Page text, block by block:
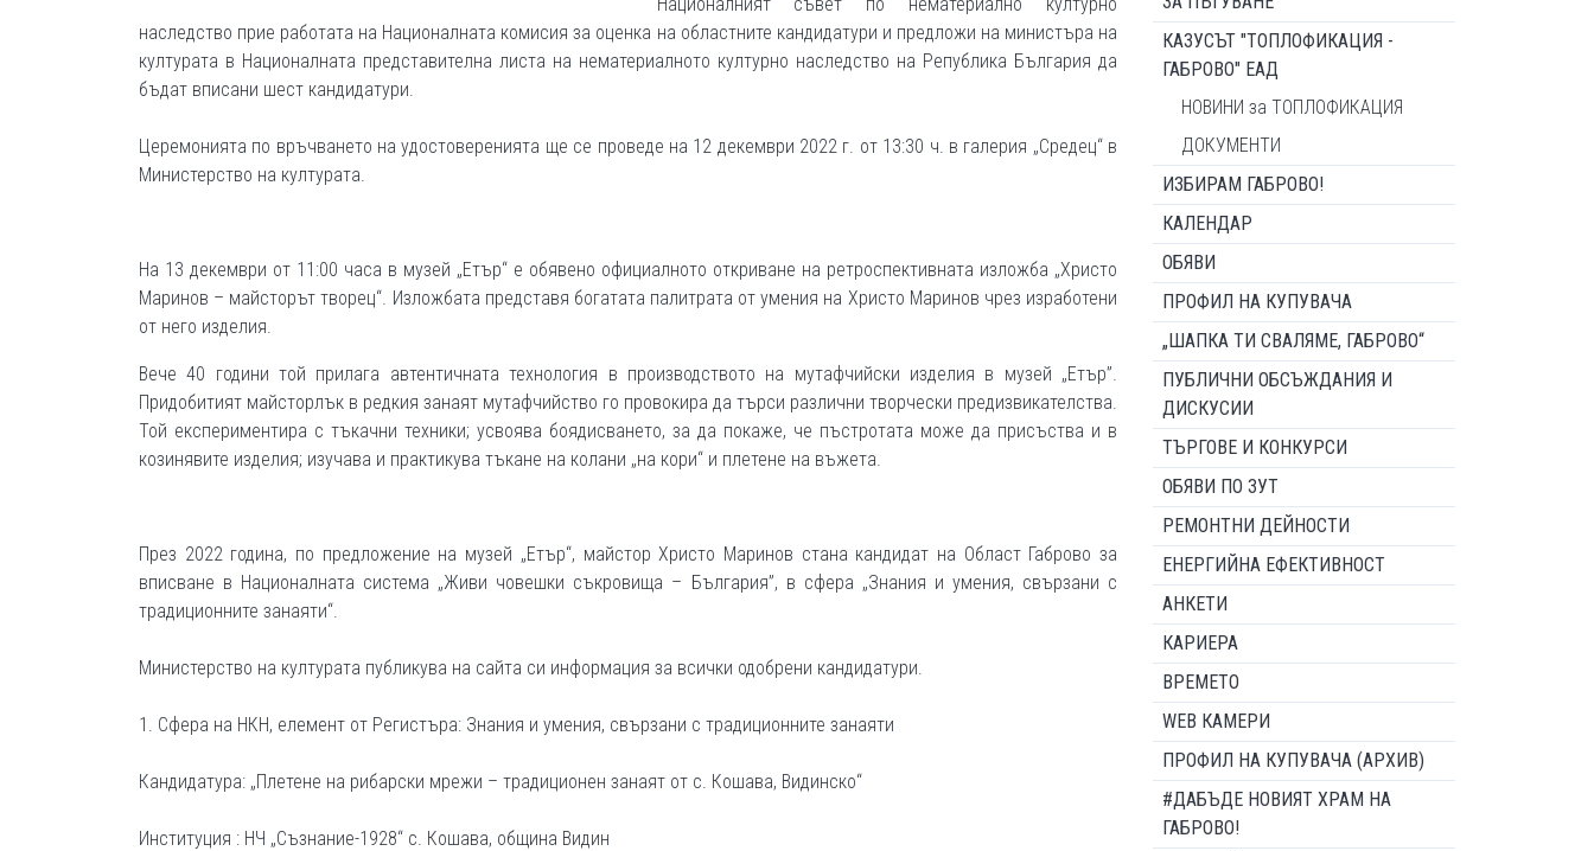
наследство прие работата на Националната комисия за оценка на областните кандидатури и предложи на министъра на
културата в Националната представителна листа на нематериалното културно наследство на Република България да
бъдат вписани шест кандидатури.
Церемонията по връчването на удостоверенията ще се проведе на 12 декември 2022 г. от 13:30 ч. в галерия „Средец“ в
Министерство на културата.
На 13 декември от 11:00 часа в музей „Етър“ е обявено официалното откриване на ретроспективната изложба „Христо
Маринов – майсторът творец“. Изложбата представя богатата палитрата от умения на Христо Маринов чрез изработени
от него изделия.
Вече 40 години той прилага автентичната технология в производството на мутафчийски изделия в музей „Етър”.
Придобитият майсторлък в редкия занаят мутафчийство го провокира да търси различни творчески предизвикателства.
Той експериментира с тъкачни техники; усвоява боядисването, за да покаже, че пъстротата може да присъства и в
козинявите изделия; изучава и практикува тъкане на колани „на кори“ и плетене на въжета.
През 2022 година, по предложение на музей „Етър“, майстор Христо Маринов стана кандидат на Област Габрово за
вписване в Националната система „Живи човешки съкровища – България”, в сфера „Знания и умения, свързани с
традиционните занаяти“.
Министерство на културата публикува на сайта си информация за всички одобрени кандидатури.
1. Сфера на НКН, елемент от Регистъра: Знания и умения, свързани с традиционните занаяти
Кандидатура: „Плетене на рибарски мрежи – традиционен занаят от с. Кошава, Видинско“
Институция : НЧ „Съзнание-1928“ с. Кошава, община Видин
КАЗУСЪТ "ТОПЛОФИКАЦИЯ -
ГАБРОВО" ЕАД
НОВИНИ за ТОПЛОФИКАЦИЯ
ДОКУМЕНТИ
ИЗБИРАМ ГАБРОВО!
КАЛЕНДАР
ОБЯВИ
ПРОФИЛ НА КУПУВАЧА
„ШАПКА ТИ СВАЛЯМЕ, ГАБРОВО“
ПУБЛИЧНИ ОБСЪЖДАНИЯ И
ДИСКУСИИ
ТЪРГОВЕ И КОНКУРСИ
ОБЯВИ ПО ЗУТ
РЕМОНТНИ ДЕЙНОСТИ
ЕНЕРГИЙНА ЕФЕКТИВНОСТ
АНКЕТИ
КАРИЕРА
ВРЕМЕТО
WEB КАМЕРИ
ПРОФИЛ НА КУПУВАЧА (АРХИВ)
#ДАБЪДЕ НОВИЯТ ХРАМ НА
ГАБРОВО!